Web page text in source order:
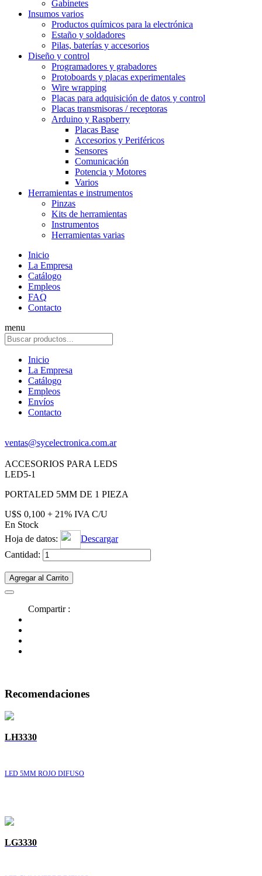
Gabinetes
Insumos varios
Productos químicos para la electrónica
Estaño y soldadores
Pilas, baterías y accesorios
Diseño y control
Programadores y grabadores
Protoboards y placas experimentales
Wire wrapping
Placas para adquisición de datos y control
Placas transmisoras / receptoras
Arduino y Raspberry
Placas Base
Accesorios y Periféricos
Sensores
Comunicación
Potencia y Motores
Varios
Herramientas e instrumentos
Pinzas
Kits de herramientas
Instrumentos
Herramientas varias
Inicio
La Empresa
Catálogo
Empleos
FAQ
Contacto
menu
Inicio
La Empresa
Catálogo
Empleos
Envíos
Contacto
ventas@sycelectronica.com.ar
ACCESORIOS PARA LEDS
LED5-1
PORTALED 5MM DE 1 PIEZA
U$S 0,100 + 21% IVA C/U
En Stock
Hoja de datos:
Descargar
Cantidad:
Agregar al Carrito
Compartir :
Recomendaciones
LH3330
LED 5MM ROJO DIFUSO
LG3330